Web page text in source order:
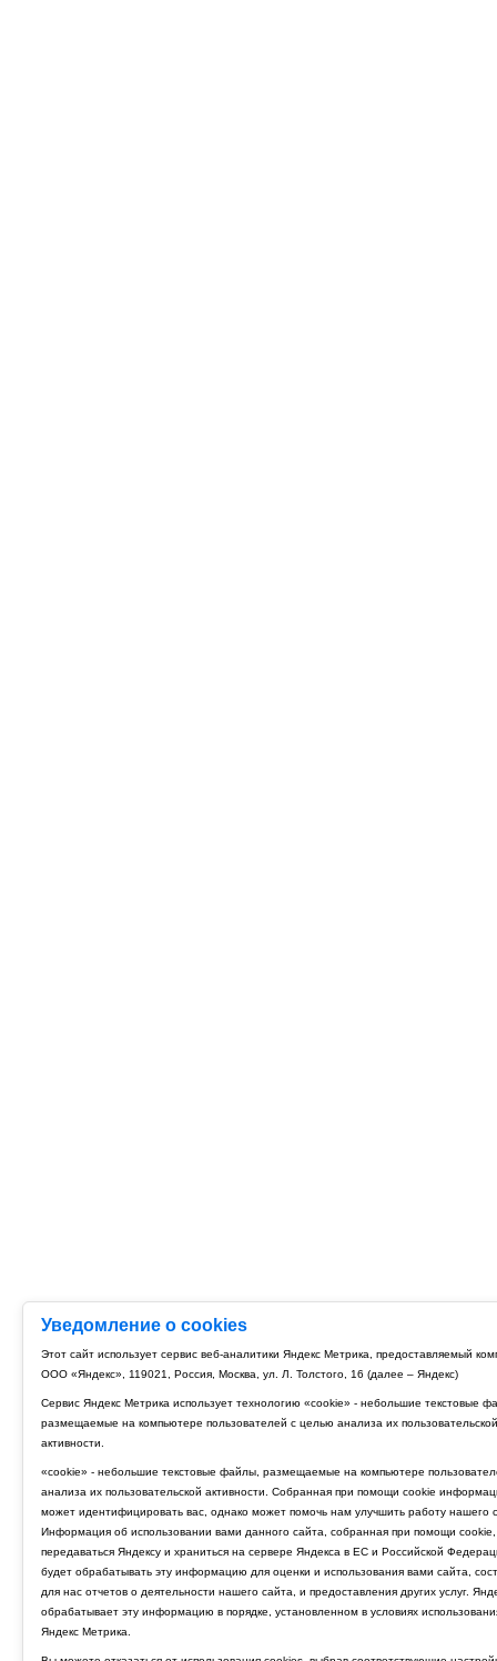
Уведомление о cookies
Этот сайт использует сервис веб-аналитики Яндекс Метрика, предоставляемый
ООО «Яндекс», 119021, Россия, Москва, ул. Л. Толстого, 16 (далее – Яндекс)
Сервис Яндекс Метрика использует технологию «cookie» - небольшие текстовые
размещаемые на компьютере пользователей с целью анализа их пользовательской
активности.
«cookie» - небольшие текстовые файлы, размещаемые на компьютере
анализа их пользовательской активности. Собранная при помощи cookie
может идентифицировать вас, однако может помочь нам улучшить работу нашего
Информация об использовании вами данного сайта, собранная при помощи cookie,
передаваться Яндексу и храниться на сервере Яндекса в ЕС и Российской
будет обрабатывать эту информацию для оценки и использования вами сайта,
для нас отчетов о деятельности нашего сайта, и предоставления других услуг.
обрабатывает эту информацию в порядке, установленном в условиях
Яндекс Метрика.